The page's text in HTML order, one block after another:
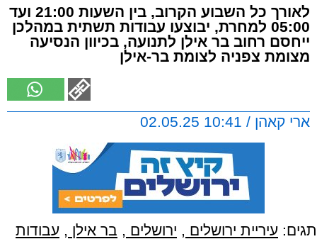
לאורך כל השבוע הקרוב, בין השעות 21:00 ועד
05:00 למחרת, יבוצעו עבודות תשתית במהלכן
ייחסם רחוב בר אילן לתנועה, בכיוון הנסיעה
מצומת צפניה לצומת בר-אילן
ארי קאהן / 10:41 02.05.25
תגים: עיריית ירושלים , ירושלים , בר אילן , עבודות